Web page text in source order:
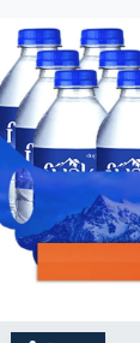
Spor
Dünya
Resmi
Haber